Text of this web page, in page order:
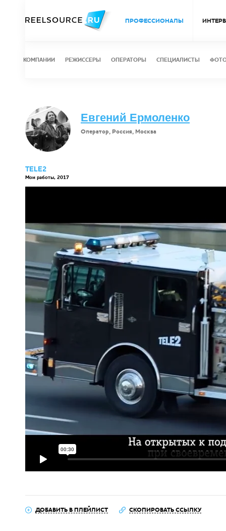
ПРОФЕССИОНАЛЫ
КОМПАНИИ РЕЖИССЕРЫ ОПЕРАТОРЫ СПЕЦИАЛИСТЫ
Евгений Ермоленко
Оператор, Россия, Москва
TELE2
Мои работы, 2017
ДОБАВИТЬ В ПЛЕЙЛИСТ СКОПИРОВАТЬ ССЫЛКУ